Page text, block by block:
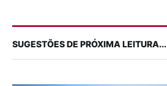
SUGESTÕES DE PRÓXIMA LEITURA...